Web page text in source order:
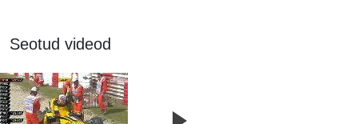
Seotud videod